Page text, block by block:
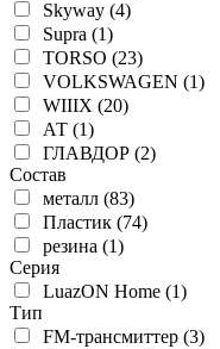
Skyway (4)
Supra (1)
TORSO (23)
VOLKSWAGEN (1)
WIIIX (20)
АТ (1)
ГЛАВДОР (2)
Состав
металл (83)
Пластик (74)
резина (1)
Серия
LuazON Home (1)
Тип
FM-трансмиттер (3)